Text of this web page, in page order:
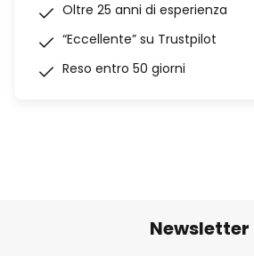
Oltre 25 anni di esperienza
“Eccellente” su Trustpilot
Reso entro 50 giorni
Newsletter